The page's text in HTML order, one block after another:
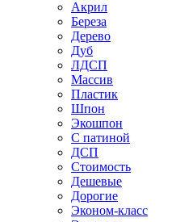
Акрил
Береза
Дерево
Дуб
ЛДСП
Массив
Пластик
Шпон
Экошпон
С патиной
ДСП
Стоимость
Дешевые
Дорогие
Эконом-класс